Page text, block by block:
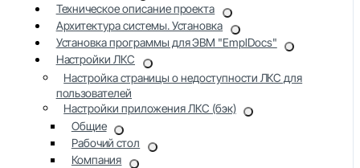
Техническое описание проекта
Архитектура системы. Установка
Установка программы для ЭВМ "EmplDocs"
Настройки ЛКС
Настройка страницы о недоступности ЛКС для
пользователей
Настройки приложения ЛКС (бэк)
Общие
Рабочий стол
Компания